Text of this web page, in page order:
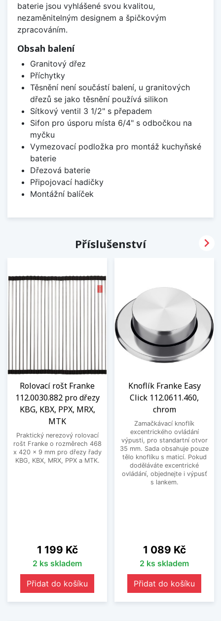
baterie jsou vyhlášené svou kvalitou,
nezaměnitelným designem a špičkovým
zpracováním.
Obsah balení
Granitový dřez
Příchytky
Těsnění není součástí balení, u granitových
dřezů se jako těsnění používá silikon
Sítkový ventil 3 1/2" s přepadem
Sifon pro úsporu místa 6/4" s odbočkou na
myčku
Vymezovací podložka pro montáž kuchyňské
baterie
Dřezová baterie
Připojovací hadičky
Montážní balíček
Příslušenství
Rolovací rošt Franke
112.0030.882 pro dřezy
KBG, KBX, PPX, MRX,
MTK
Praktický nerezový rolovací
rošt Franke o rozměrech 468
x 420 x 9 mm pro dřezy řady
KBG, KBX, MRX, PPX a MTK.
Cena
1 199 Kč
2 ks skladem
Přidat do košíku
Knoflík Franke Easy
Click 112.0611.460,
chrom
Zamačkávací knoflík
excentrického ovládání
výpusti, pro standartní otvor
35 mm. Sada obsahuje pouze
tělo knoflíku s maticí. Pokud
doděláváte excentrické
ovládání, objednejte i výpusť
s lankem.
Cena
1 089 Kč
2 ks skladem
Přidat do košíku
